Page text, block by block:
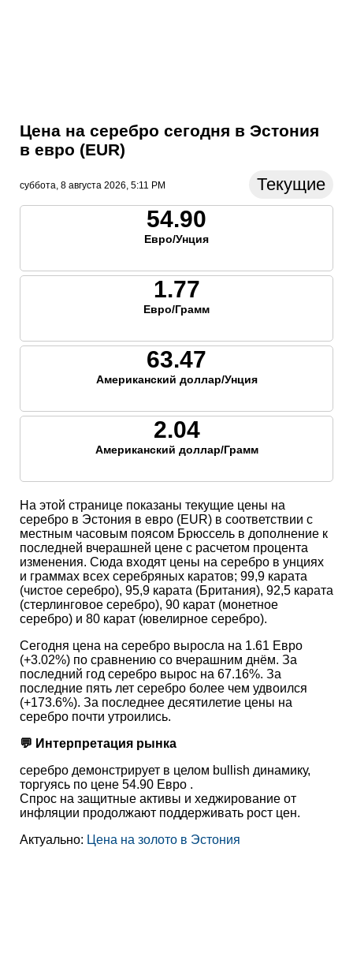
Цена на серебро сегодня в Эстония
в евро (EUR)
суббота, 8 августа 2026, 5:11 PM Текущие
54.90
Евро/Унция
1.77
Евро/Грамм
63.47
Американский доллар/Унция
2.04
Американский доллар/Грамм
На этой странице показаны текущие цены на
серебро в Эстония в евро (EUR) в соответствии с
местным часовым поясом Брюссель в дополнение к
последней вчерашней цене с расчетом процента
изменения. Сюда входят цены на серебро в унциях
и граммах всех серебряных каратов; 99,9 карата
(чистое серебро), 95,9 карата (Британия), 92,5 карата
(стерлинговое серебро), 90 карат (монетное
серебро) и 80 карат (ювелирное серебро).
Сегодня цена на серебро выросла на 1.61 Евро
(+3.02%) по сравнению со вчерашним днём. За
последний год серебро вырос на 67.16%. За
последние пять лет серебро более чем удвоился
(+173.6%). За последнее десятилетие цены на
серебро почти утроились.
💬 Интерпретация рынка
серебро демонстрирует в целом bullish динамику,
торгуясь по цене 54.90 Евро .
Спрос на защитные активы и хеджирование от
инфляции продолжают поддерживать рост цен.
Актуально: Цена на золото в Эстония